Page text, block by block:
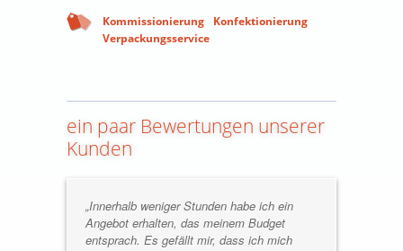
Kommissionierung
Konfektionierung
Verpackungsservice
ein paar Bewertungen unserer
Kunden
„Innerhalb weniger Stunden habe ich ein
Angebot erhalten, das meinem Budget
entsprach. Es gefällt mir, dass ich mich